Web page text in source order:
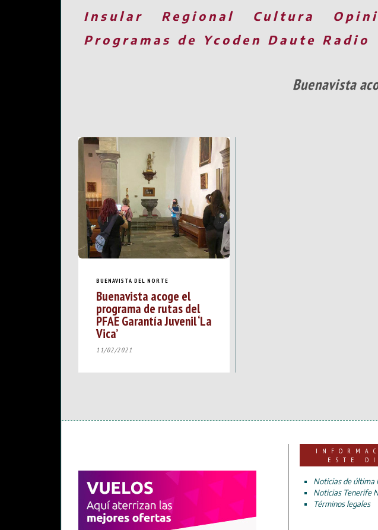
Insular
Regional Cultura
Programas de Ycoden Daute Radio
Buenavista
BUENAVISTA DEL NORTE
Buenavista acoge el
programa de rutas del
PFAE Garantía Juvenil ‘La
Vica’
11/02/2021
ESTE
Noticias de última
Noticias Tenerife
Términos legales